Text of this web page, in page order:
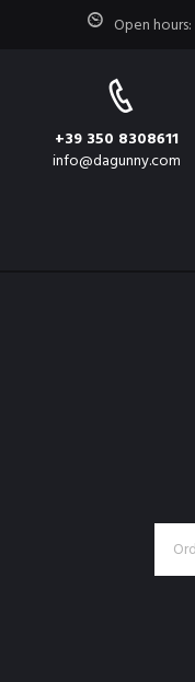
Open hours:
+39 350 8308611
info@dagunny.com